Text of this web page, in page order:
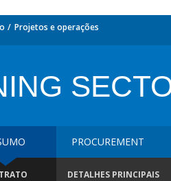
Projetos e operações
PROCUREMENT
DETALHES PRINCIPAIS